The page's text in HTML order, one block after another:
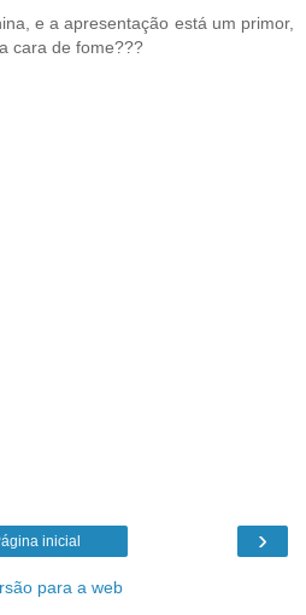
e a apresentação está um primor,
cara de fome???
›
inicial
para a web